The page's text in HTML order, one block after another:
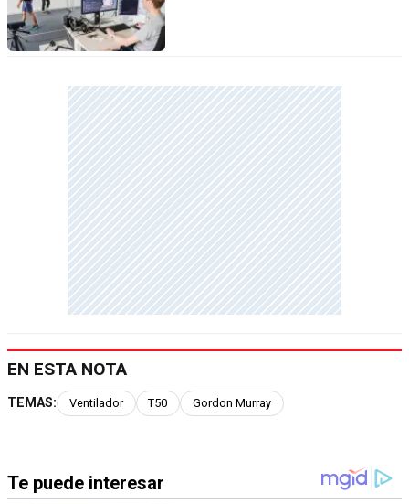
EN ESTA NOTA
TEMAS: Ventilador T50 Gordon Murray